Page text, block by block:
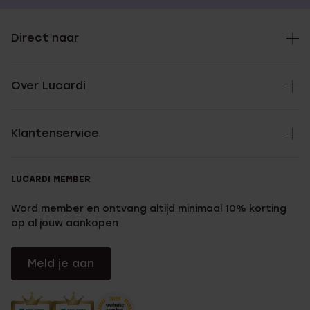
Direct naar
Over Lucardi
Klantenservice
LUCARDI MEMBER
Word member en ontvang altijd minimaal 10% korting
op al jouw aankopen
Meld je aan